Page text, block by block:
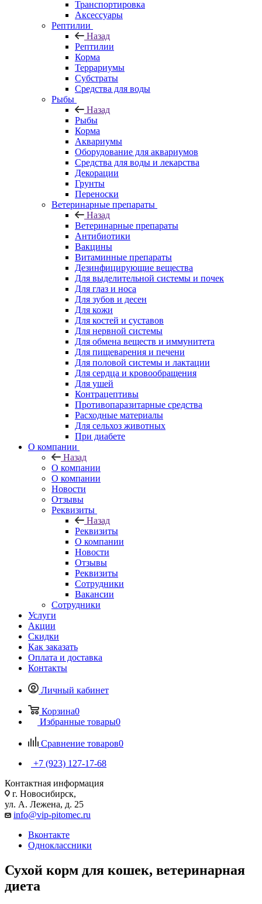
Транспортировка
Аксессуары
Рептилии
Назад
Рептилии
Корма
Террариумы
Субстраты
Средства для воды
Рыбы
Назад
Рыбы
Корма
Аквариумы
Оборудование для аквариумов
Средства для воды и лекарства
Декорации
Грунты
Переноски
Ветеринарные препараты
Назад
Ветеринарные препараты
Антибиотики
Вакцины
Витаминные препараты
Дезинфицирующие вещества
Для выделительной системы и почек
Для глаз и носа
Для зубов и десен
Для кожи
Для костей и суставов
Для нервной системы
Для обмена веществ и иммунитета
Для пищеварения и печени
Для половой системы и лактации
Для сердца и кровообращения
Для ушей
Контрацептивы
Противопаразитарные средства
Расходные материалы
Для сельхоз животных
При диабете
О компании
Назад
О компании
О компании
Новости
Отзывы
Реквизиты
Назад
Реквизиты
О компании
Новости
Отзывы
Реквизиты
Сотрудники
Вакансии
Сотрудники
Услуги
Акции
Скидки
Как заказать
Оплата и доставка
Контакты
Личный кабинет
Корзина0
Избранные товары0
Сравнение товаров0
+7 (923) 127-17-68
Контактная информация
г. Новосибирск,
ул. А. Лежена, д. 25
info@vip-pitomec.ru
Вконтакте
Одноклассники
Сухой корм для кошек, ветеринарная
диета